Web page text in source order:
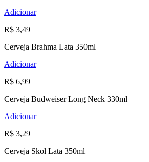
Adicionar
R$ 3,49
Cerveja Brahma Lata 350ml
Adicionar
R$ 6,99
Cerveja Budweiser Long Neck 330ml
Adicionar
R$ 3,29
Cerveja Skol Lata 350ml